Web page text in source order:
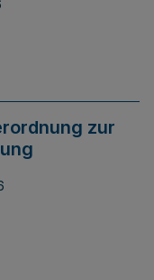
zur